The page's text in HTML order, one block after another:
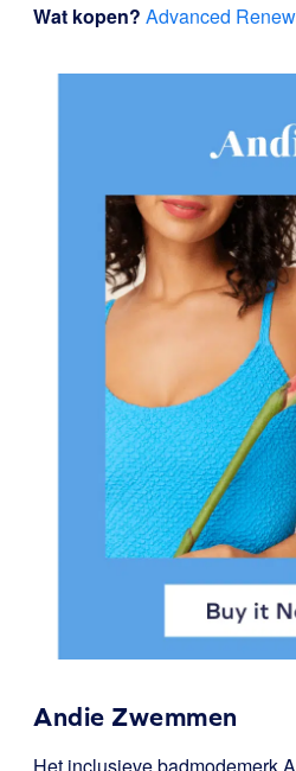
Wat kopen? Advanced
Andie Zwemmen
Het inclusieve badmodemerk